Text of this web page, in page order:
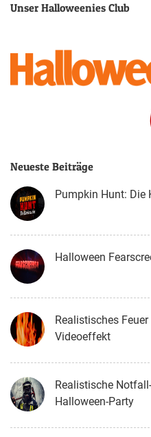
Unser Halloweenies Club
Neueste Beiträge
Pumpkin Hunt: Die
Halloween
Realistisches
Videoeffekt
Realistische
Halloween-Party